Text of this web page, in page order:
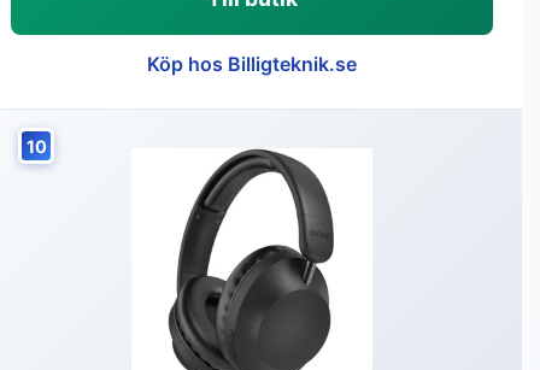
Köp hos Billigteknik.se
10